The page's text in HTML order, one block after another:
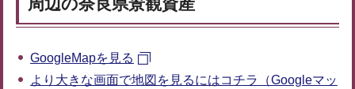
GoogleMapを見る
より大きな画面で地図を見るにはコチラ（Googleマッ